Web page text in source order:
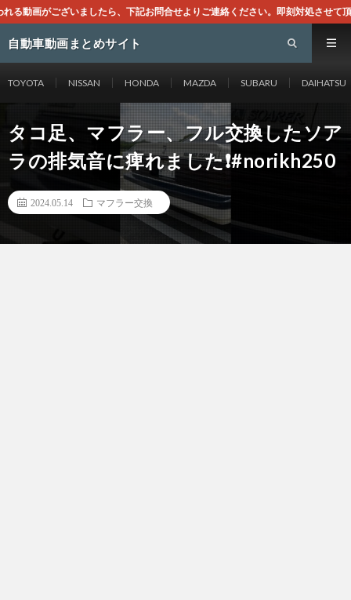
下記お問合せよりご連絡ください。即刻対処させて頂きます。なお、同サ
自動車動画まとめサイト
TOYOTA NISSAN HONDA MAZDA SUBARU DAIHATSU
タコ足、マフラー、フル交換したソア
ラの排気音に痺れました❗️#norikh250
2024.05.14 マフラー交換